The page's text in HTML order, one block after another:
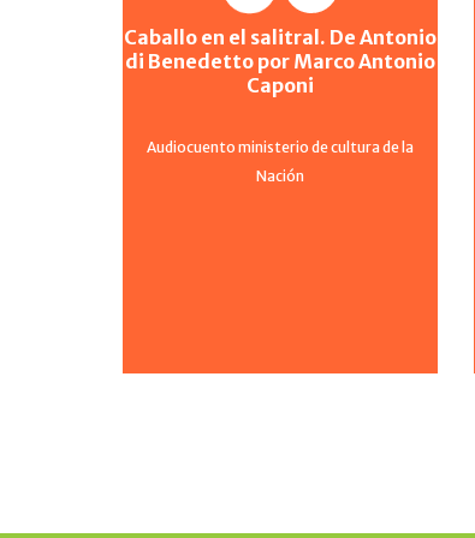
Caballo en el salitral. De Antonio
di Benedetto por Marco Antonio
Caponi
Audiocuento ministerio de cultura de la
Nación